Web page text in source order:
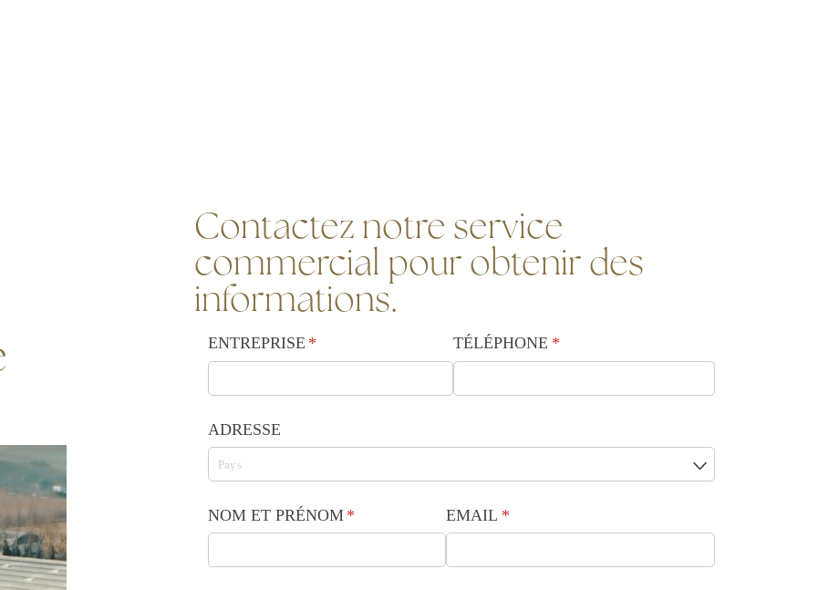
Contactez notre service
commercial pour obtenir des
informations.
ENTREPRISE *
(requis) TÉLÉPHONE *
(requis)
ADRESSE
NOM ET PRÉNOM *
(requis) EMAIL *
(requis)